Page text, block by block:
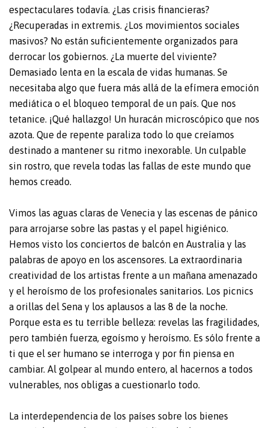
espectaculares todavía. ¿Las crisis financieras?
¿Recuperadas in extremis. ¿Los movimientos sociales
masivos? No están suficientemente organizados para
derrocar los gobiernos. ¿La muerte del viviente?
Demasiado lenta en la escala de vidas humanas. Se
necesitaba algo que fuera más allá de la efímera emoción
mediática o el bloqueo temporal de un país. Que nos
tetanice. ¡Qué hallazgo! Un huracán microscópico que nos
azota. Que de repente paraliza todo lo que creíamos
destinado a mantener su ritmo inexorable. Un culpable
sin rostro, que revela todas las fallas de este mundo que
hemos creado.
Vimos las aguas claras de Venecia y las escenas de pánico
para arrojarse sobre las pastas y el papel higiénico.
Hemos visto los conciertos de balcón en Australia y las
palabras de apoyo en los ascensores. La extraordinaria
creatividad de los artistas frente a un mañana amenazado
y el heroísmo de los profesionales sanitarios. Los picnics
a orillas del Sena y los aplausos a las 8 de la noche.
Porque esta es tu terrible belleza: revelas las fragilidades,
pero también fuerza, egoísmo y heroísmo. Es sólo frente a
ti que el ser humano se interroga y por fin piensa en
cambiar. Al golpear al mundo entero, al hacernos a todos
vulnerables, nos obligas a cuestionarlo todo.
La interdependencia de los países sobre los bienes